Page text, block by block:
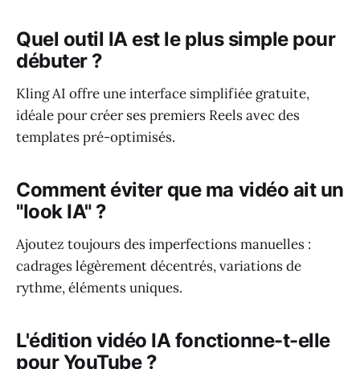
Quel outil IA est le plus simple pour
débuter ?
Kling AI offre une interface simplifiée gratuite,
idéale pour créer ses premiers Reels avec des
templates pré-optimisés.
Comment éviter que ma vidéo ait un
"look IA" ?
Ajoutez toujours des imperfections manuelles :
cadrages légèrement décentrés, variations de
rythme, éléments uniques.
L'édition vidéo IA fonctionne-t-elle
pour YouTube ?